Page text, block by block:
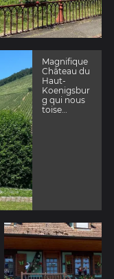
Magnifique
Château du
Haut-
Koenigsbur
g qui nous
toise…